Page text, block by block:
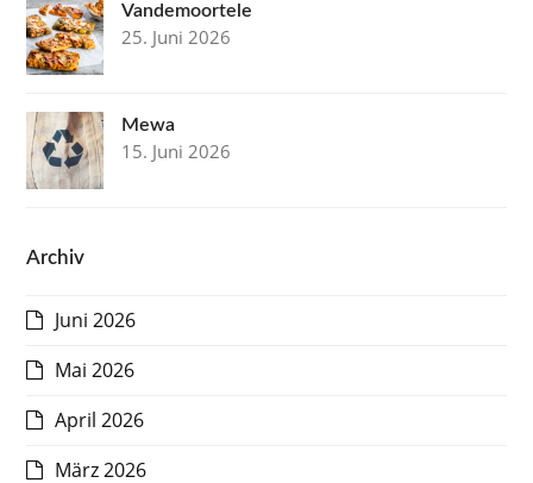
Vandemoortele
25. Juni 2026
Mewa
15. Juni 2026
Archiv
Juni 2026
Mai 2026
April 2026
März 2026